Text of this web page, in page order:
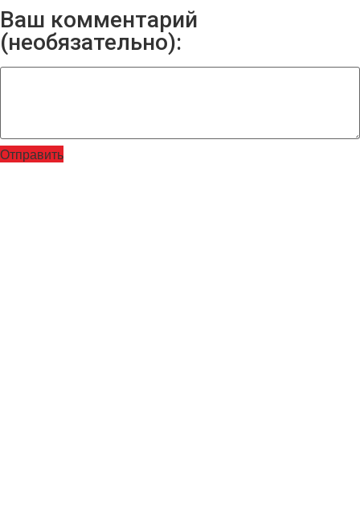
Ваш комментарий
(необязательно):
Отправить